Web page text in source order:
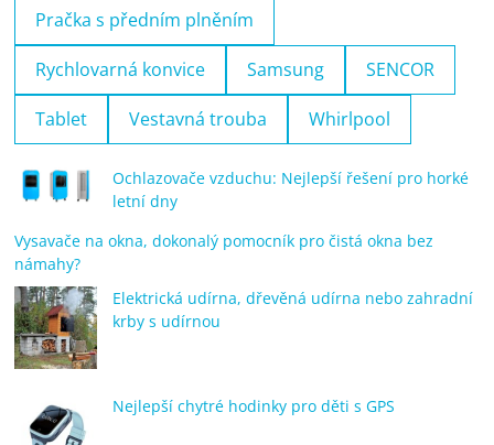
Pračka s předním plněním
Rychlovarná konvice Samsung SENCOR
Tablet Vestavná trouba Whirlpool
Ochlazovače vzduchu: Nejlepší řešení pro horké
letní dny
Vysavače na okna, dokonalý pomocník pro čistá okna bez
námahy?
Elektrická udírna, dřevěná udírna nebo zahradní
krby s udírnou
Nejlepší chytré hodinky pro děti s GPS